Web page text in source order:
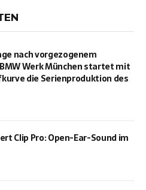
nach vorgezogenem
Werk München startet mit
die Serienproduktion des
Clip Pro: Open-Ear-Sound im